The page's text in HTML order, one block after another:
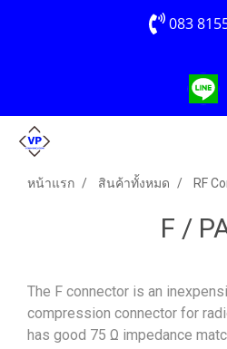
083
หน้าแรก สินค้าทั้งหมด RF
F /
The F connector is an
compression connector for
has good 75 Ω impedance